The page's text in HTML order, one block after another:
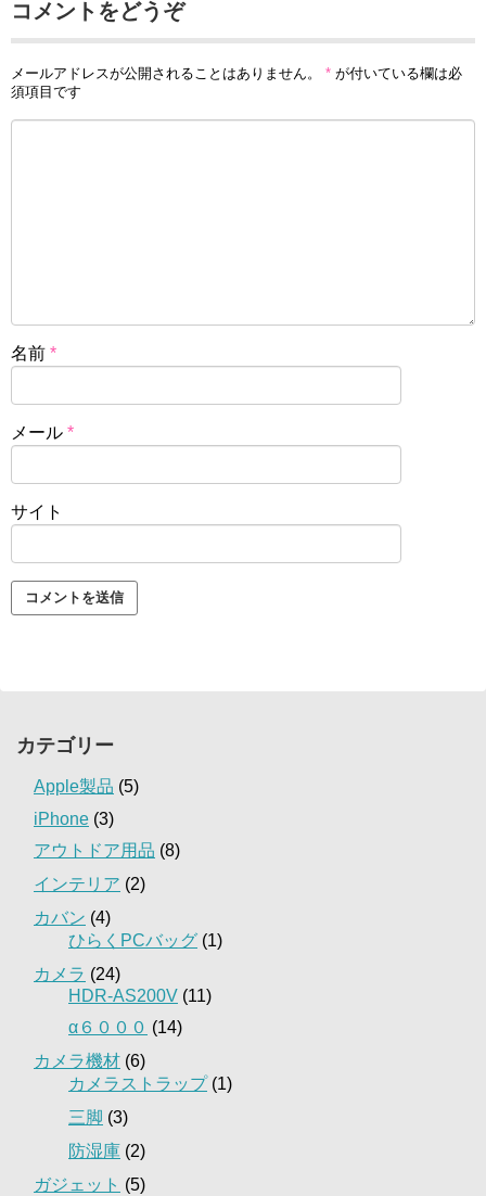
コメントをどうぞ
メールアドレスが公開されることはありません。 * が付いている欄は必
須項目です
名前 *
メール *
サイト
カテゴリー
Apple製品 (5)
iPhone (3)
アウトドア用品 (8)
インテリア (2)
カバン (4)
ひらくPCバッグ (1)
カメラ (24)
HDR-AS200V (11)
α６０００ (14)
カメラ機材 (6)
カメラストラップ(1)
三脚 (3)
防湿庫 (2)
ガジェット (5)